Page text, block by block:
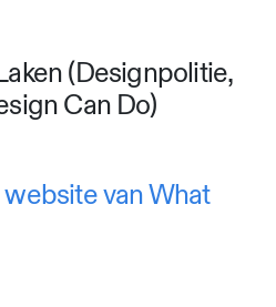
(Designpolitie,
Can Do)
van What